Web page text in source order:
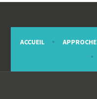
ACCUEIL APPROCHE